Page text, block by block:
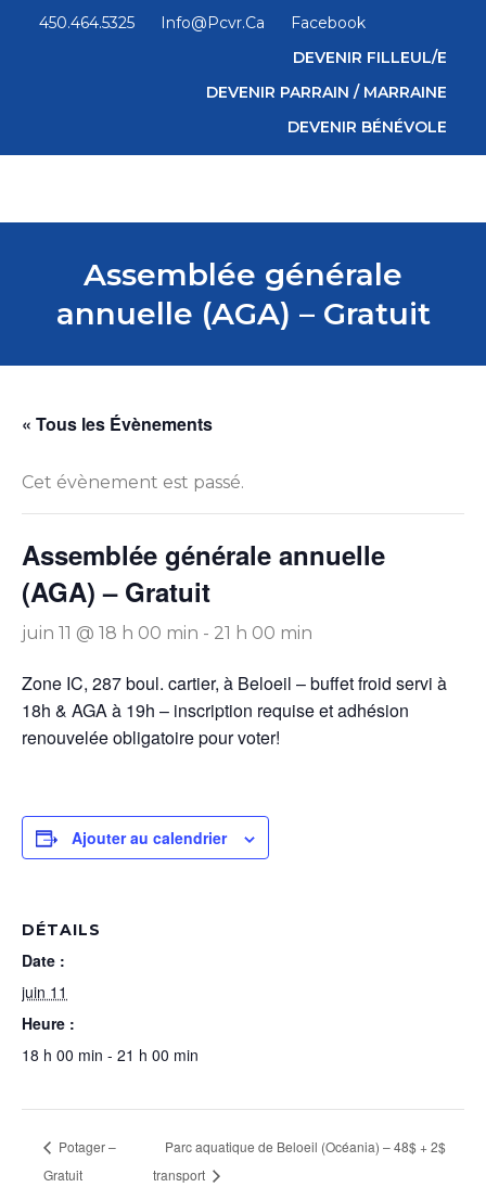
450.464.5325 Info@pcvr.ca
Facebook
DEVENIR FILLEUL/E
DEVENIR PARRAIN / MARRAINE
DEVENIR BÉNÉVOLE
Assemblée générale
annuelle (AGA) – Gratuit
« Tous les Évènements
Cet évènement est passé.
Assemblée générale annuelle
(AGA) – Gratuit
juin 11 @ 18 h 00 min - 21 h 00 min
Zone IC, 287 boul. cartier, à Beloeil – buffet froid servi à
18h & AGA à 19h – inscription requise et adhésion
renouvelée obligatoire pour voter!
Ajouter au calendrier
DÉTAILS
Date :
juin 11
Heure :
18 h 00 min - 21 h 00 min
Potager –
Gratuit
Parc aquatique de Beloeil (Océania) – 48$ + 2$
transport